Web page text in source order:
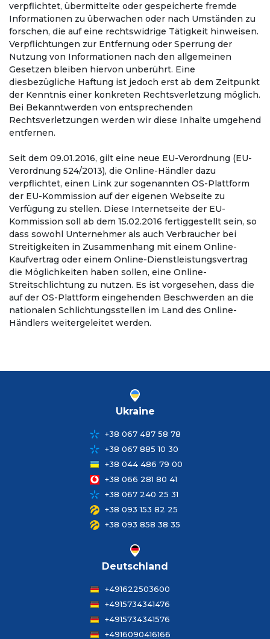
verpflichtet, übermittelte oder gespeicherte fremde
Informationen zu überwachen oder nach Umständen zu
forschen, die auf eine rechtswidrige Tätigkeit hinweisen.
Verpflichtungen zur Entfernung oder Sperrung der
Nutzung von Informationen nach den allgemeinen
Gesetzen bleiben hiervon unberührt. Eine
diesbezügliche Haftung ist jedoch erst ab dem Zeitpunkt
der Kenntnis einer konkreten Rechtsverletzung möglich.
Bei Bekanntwerden von entsprechenden
Rechtsverletzungen werden wir diese Inhalte umgehend
entfernen.
Seit dem 09.01.2016, gilt eine neue EU-Verordnung (EU-
Verordnung 524/2013), die Online-Händler dazu
verpflichtet, einen Link zur sogenannten OS-Plattform
der EU-Kommission auf der eigenen Webseite zu
Verfügung zu stellen. Diese Internetseite der EU-
Kommission soll ab dem 15.02.2016 fertiggestellt sein, so
dass sowohl Unternehmer als auch Verbraucher bei
Streitigkeiten in Zusammenhang mit einem Online-
Kaufvertrag oder einem Online-Dienstleistungsvertrag
die Möglichkeiten haben sollen, eine Online-
Streitschlichtung zu nutzen. Es ist vorgesehen, dass die
auf der OS-Plattform eingehenden Beschwerden an die
nationalen Schlichtungsstellen im Land des Online-
Händlers weitergeleitet werden.
Ukraine
+38 067 487 58 78
+38 067 885 10 30
+38 044 486 79 00
+38 066 281 80 41
+38 067 240 25 31
+38 093 153 82 25
+38 093 858 38 35
Deutschland
+491622503600
+4915734341476
+4915734341576
+4916090416166